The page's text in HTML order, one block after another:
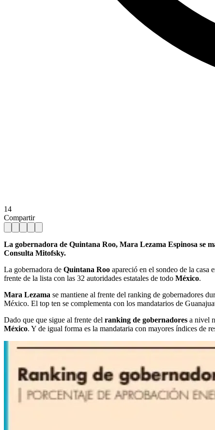
14
Compartir
La gobernadora de Quintana Roo, Mara Lezama Espinosa se
Consulta Mitofsky.
La gobernadora de Quintana Roo apareció en el sondeo de la casa
frente de la lista con las 32 autoridades estatales de todo México.
Mara Lezama se mantiene al frente del ranking de gobernadores
México. El top ten se complementa con los mandatarios de
Dado que que sigue al frente del ranking de gobernadores a nivel
México. Y de igual forma es la mandataria con mayores índices de